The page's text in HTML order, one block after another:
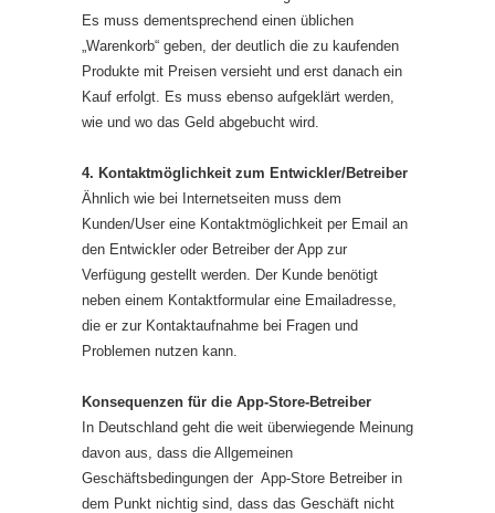
Es muss dementsprechend einen üblichen
„Warenkorb“ geben, der deutlich die zu kaufenden
Produkte mit Preisen versieht und erst danach ein
Kauf erfolgt. Es muss ebenso aufgeklärt werden,
wie und wo das Geld abgebucht wird.
4. Kontaktmöglichkeit zum Entwickler/Betreiber
Ähnlich wie bei Internetseiten muss dem
Kunden/User eine Kontaktmöglichkeit per Email an
den Entwickler oder Betreiber der App zur
Verfügung gestellt werden. Der Kunde benötigt
neben einem Kontaktformular eine Emailadresse,
die er zur Kontaktaufnahme bei Fragen und
Problemen nutzen kann.
Konsequenzen für die App-Store-Betreiber
In Deutschland geht die weit überwiegende Meinung
davon aus, dass die Allgemeinen
Geschäftsbedingungen der App-Store Betreiber in
dem Punkt nichtig sind, dass das Geschäft nicht